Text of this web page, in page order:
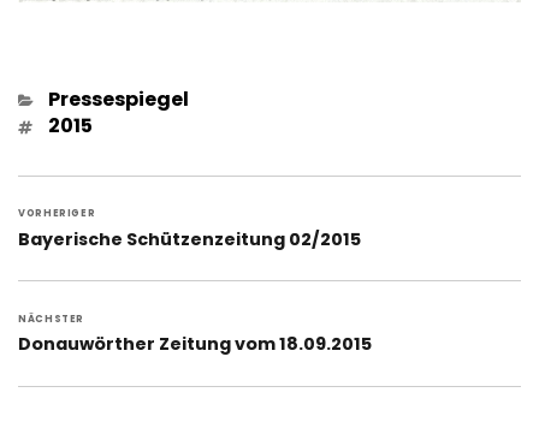
Kategorien
Pressespiegel
Schlagwörter
2015
VORHERIGER
Vorheriger
Bayerische Schützenzeitung 02/2015
NÄCHSTER
Nächster
Donauwörther Zeitung vom 18.09.2015